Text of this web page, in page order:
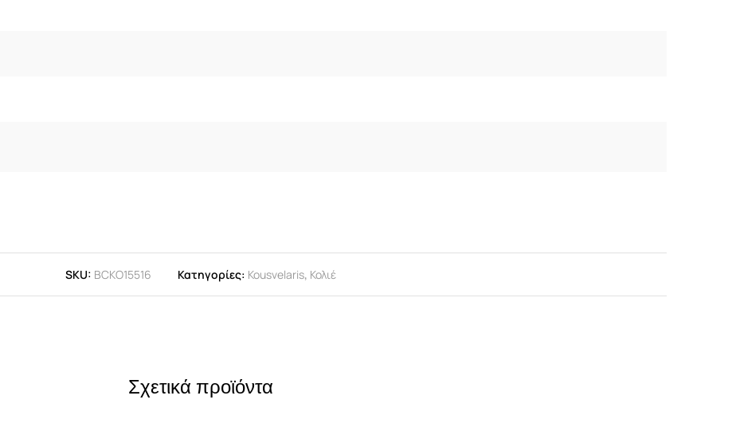
SKU: BCKO15516 Κατηγορίες: Kousvelaris, Κολιέ
Σχετικά προϊόντα